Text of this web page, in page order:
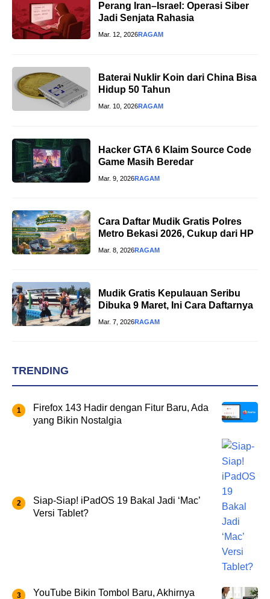
Perang Iran–Israel: Operasi Siber
Jadi Senjata Rahasia
Mar. 12, 2026RAGAM
Baterai Nuklir Koin dari China Bisa
Hidup 50 Tahun
Mar. 10, 2026RAGAM
Hacker GTA 6 Klaim Source Code
Game Masih Beredar
Mar. 9, 2026RAGAM
Cara Daftar Mudik Gratis Polres
Metro Bekasi 2026, Cukup dari HP
Mar. 8, 2026RAGAM
Mudik Gratis Kepulauan Seribu
Dibuka 9 Maret, Ini Cara Daftarnya
Mar. 7, 2026RAGAM
TRENDING
Firefox 143 Hadir dengan Fitur Baru, Ada
yang Bikin Nostalgia
Siap-Siap! iPadOS 19 Bakal Jadi ‘Mac’
Versi Tablet?
YouTube Bikin Tombol Baru, Akhirnya